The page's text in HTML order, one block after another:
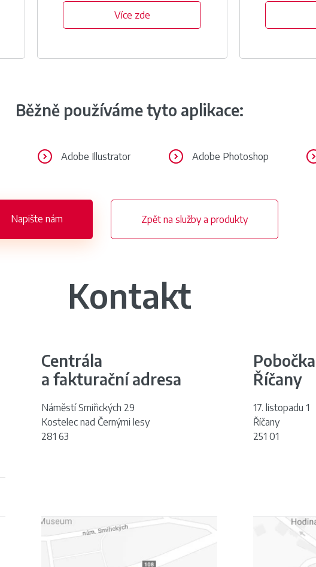
Více zde
Běžně používáme tyto aplikace:
Adobe Illustrator Adobe Photoshop
Napište nám Zpět na služby a produkty
Kontakt
Centrála
a fakturační adresa
Pobočka
Říčany
Náměstí Smiřických 29
Kostelec nad Černými lesy
281 63
17. listopadu 1
Říčany
251 01